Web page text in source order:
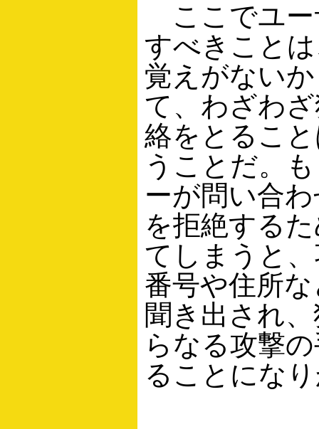
ここでユー
すべきこと
覚えがない
て、わざわ
絡をとるこ
うことだ。
ーが問い合
を拒絶する
てしまうと
番号や住所
聞き出され
らなる攻撃
ることにな